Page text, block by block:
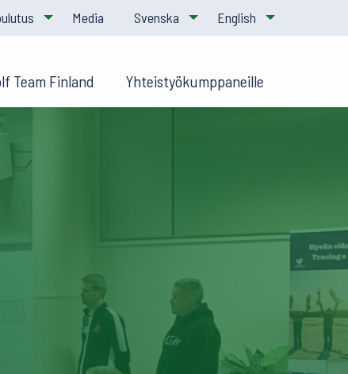
Media Svenska English
Team Finland Yhteistyökumppaneille